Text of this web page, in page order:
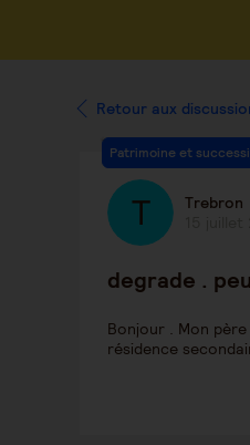
Retour aux
Patrimoine et
Trebron
degrade .
Bonjour . Mon
résidence